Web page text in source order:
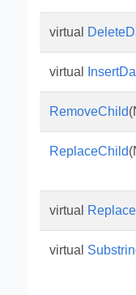
virtual
virtual
RemoveChild
ReplaceChild
virtual
virtual